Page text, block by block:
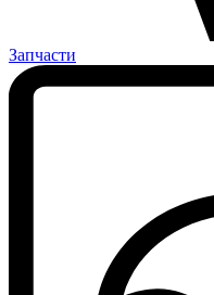
Запчасти